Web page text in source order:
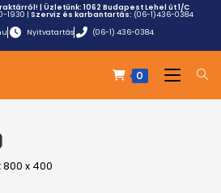
| Üzletünk:1062 Budapest Lehel út 1/C
1930 | Szerviz és karbantartás: (06-1)436-0384
Nyitvatartás (06-1) 436-0384
0
800 x 400